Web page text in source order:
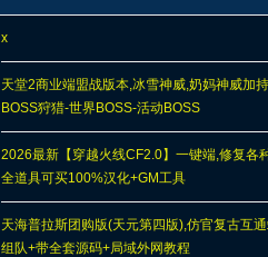
x
天堂2商业端盟战版本,冰雪神威,奶妈神威加
BOSS狩猎-世界BOSS-活动BOSS
2026最新【穿越火线CF2.0】一键端,修复各
全道具可买100%汉化+GM工具
天海普拉斯团购版(天元第四版),仿官复古互
组队+带全套源码+局域外网教程